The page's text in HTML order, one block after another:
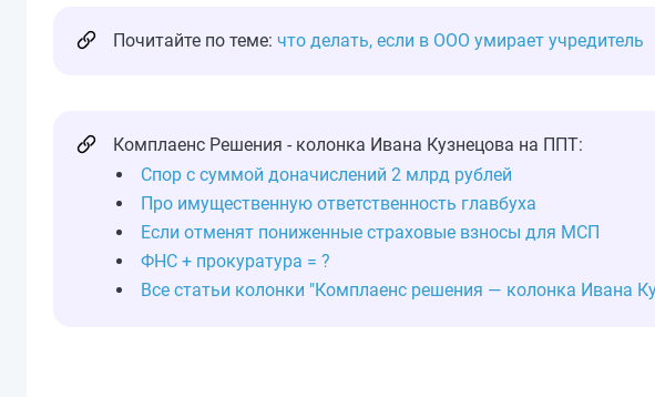
Почитайте по теме: что делать, если в ООО умирает учредитель
Комплаенс Решения - колонка Ивана Кузнецова на ППТ:
Спор с суммой доначислений 2 млрд рублей
Про имущественную ответственность главбуха
Если отменят пониженные страховые взносы для МСП
ФНС + прокуратура = ?
Все статьи колонки "Комплаенс решения — колонка Ивана